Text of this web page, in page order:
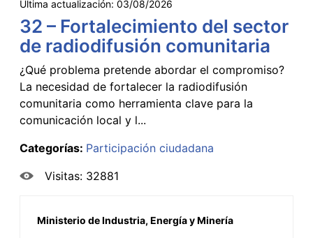
Última actualización: 03/08/2026
32 – Fortalecimiento del sector
de radiodifusión comunitaria
¿Qué problema pretende abordar el compromiso?
La necesidad de fortalecer la radiodifusión
comunitaria como herramienta clave para la
comunicación local y l...
Categorías: Participación ciudadana
Visitas: 32881
Ministerio de Industria, Energía y Minería